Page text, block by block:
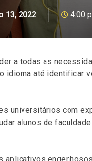
13, 2022 4:00
a todas as
idioma até identificar
universitários com
alunos de faculdade
aplicativos